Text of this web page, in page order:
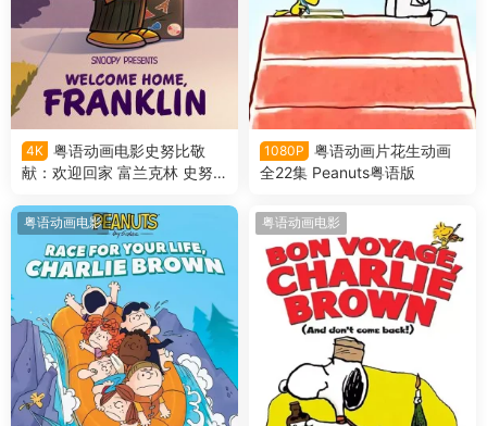
4K 粤语动画电影史努比敬
献：欢迎回家 富兰克林 史努
语版
1080P
粤语动画片花生动画
全22集 Peanuts粤语版
粤语动画电影 粤语动画电影